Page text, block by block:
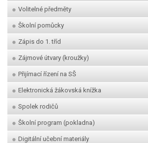
Volitelné předměty
Školní pomůcky
Zápis do 1. tříd
Zájmové útvary (kroužky)
Přijímací řízení na SŠ
Elektronická žákovská knížka
Spolek rodičů
Školní program (pokladna)
Digitální učební materiály